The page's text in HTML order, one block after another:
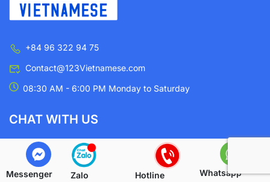
+84 96 322 94 75
Contact@123Vietnamese.com
08:30 AM - 6:00 PM Monday to Saturday
CHAT WITH US
Via Zalo
Via Whatsapp
Messenger Zalo Hotline Whatsapp